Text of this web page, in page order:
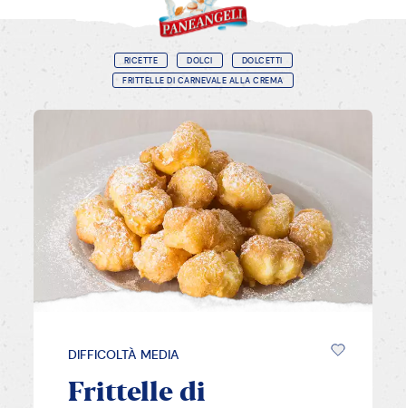
RICETTE DOLCI
DOLCETTI
FRITTELLE DI CARNEVALE ALLA CREMA
DIFFICOLTÀ MEDIA
Frittelle di